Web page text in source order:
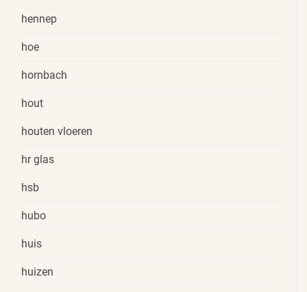
hennep
hoe
hornbach
hout
houten vloeren
hr glas
hsb
hubo
huis
huizen